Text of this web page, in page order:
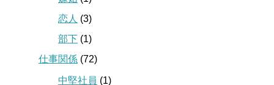
恋人 (3)
部下 (1)
仕事関係 (72)
中堅社員 (1)